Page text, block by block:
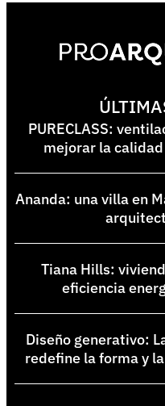
PURECLASS:
mejorar la
Ananda: una villa en
Tiana Hills:
eficiencia
Diseño generativo:
redefine la forma y